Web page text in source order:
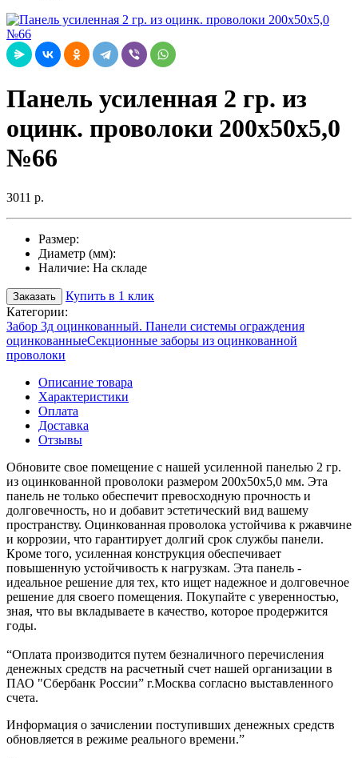
Панель усиленная 2 гр. из
оцинк. проволоки 200х50х5,0
№66
3011 р.
Размер:
Диаметр (мм):
Наличие: На складе
Заказать
Купить в 1 клик
Категории:
Забор 3д оцинкованный. Панели системы ограждения
оцинкованныеСекционные заборы из оцинкованной
проволоки
Описание товара
Характеристики
Оплата
Доставка
Отзывы
Обновите свое помещение с нашей усиленной панелью 2 гр.
из оцинкованной проволоки размером 200х50х5,0 мм. Эта
панель не только обеспечит превосходную прочность и
долговечность, но и добавит эстетический вид вашему
пространству. Оцинкованная проволока устойчива к ржавчине
и коррозии, что гарантирует долгий срок службы панели.
Кроме того, усиленная конструкция обеспечивает
повышенную устойчивость к нагрузкам. Эта панель -
идеальное решение для тех, кто ищет надежное и долговечное
решение для своего помещения. Покупайте с уверенностью,
зная, что вы вкладываете в качество, которое продержится
годы.
“Оплата производится путем безналичного перечисления
денежных средств на расчетный счет нашей организации в
ПАО "Сбербанк России” г.Москва согласно выставленного
счета.
Информация о зачислении поступивших денежных средств
обновляется в режиме реального времени.”